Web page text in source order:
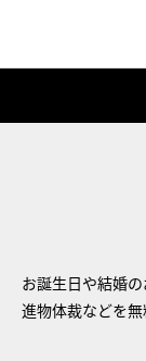
お誕生日や結婚
進物体裁などを無